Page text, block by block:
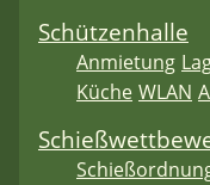
Schützenhalle
Anmietung
Küche WLAN